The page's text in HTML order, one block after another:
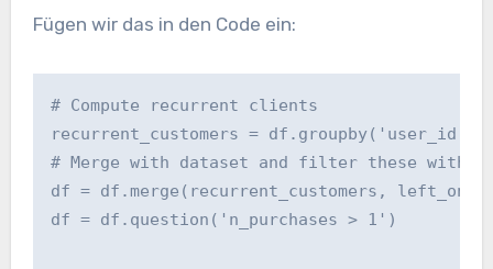
Fügen wir das in den Code ein:
# Compute recurrent clients
recurrent_customers =
# Merge with dataset and filter these with
df = df.merge(recurrent_customers,
df = df.question('n_purchases > 1')